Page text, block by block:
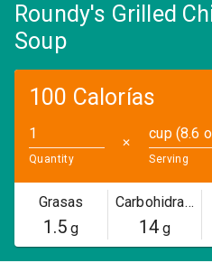
Roundy's Grilled
Soup
100 Calorías
Quantity
✕
cup (8.6
Serving
Grasas
1.5g
Carbohidratos
14g